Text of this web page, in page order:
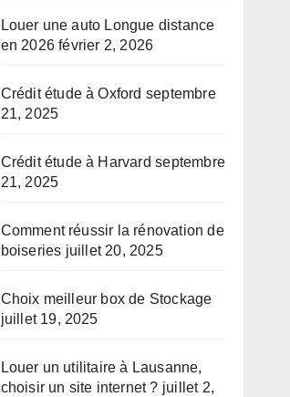
Louer une auto Longue distance
en 2026 février 2, 2026
Crédit étude à Oxford septembre
21, 2025
Crédit étude à Harvard septembre
21, 2025
Comment réussir la rénovation de
boiseries juillet 20, 2025
Choix meilleur box de Stockage
juillet 19, 2025
Louer un utilitaire à Lausanne,
choisir un site internet ? juillet 2,